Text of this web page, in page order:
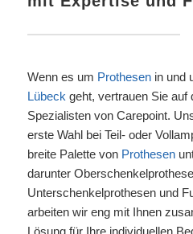
Wenn es um Prothesenin und
Lübeck geht, vertrauen Sie auf
Spezialisten von Carepoint.
erste Wahl bei Teil- oder
breite Palette von Prothesen
darunter
Unterschenkelprothesen und
arbeiten wir eng mit Ihnen